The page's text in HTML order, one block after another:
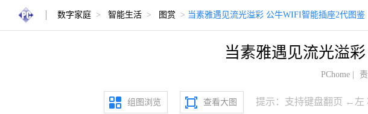
数字家庭 > 智能生活 > 图赏 > 当素雅遇见流光溢彩 公牛WIFI智能插座2代图鉴
当素雅遇见流光溢
PChome|
组图浏览 查看大图 提示：支持键盘翻页 ←左